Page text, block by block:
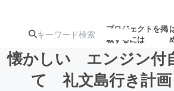
プロジェクトを掲
載するには
懐かしい エンジン付
て 礼文島行き計画